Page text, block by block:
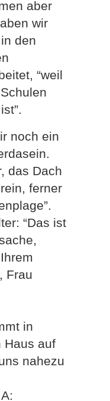
aber
wir
den
“weil
noch ein
das Dach
ferner
“Das ist
Frau
in
Haus auf
nahezu